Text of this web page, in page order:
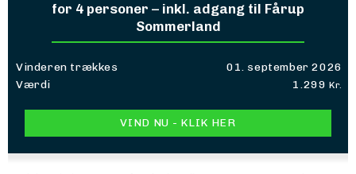
for 4 personer – inkl. adgang til Fårup
Sommerland
Vinderen trækkes
01. september 2026
Værdi
1.299 Kr.
VIND NU - KLIK HER